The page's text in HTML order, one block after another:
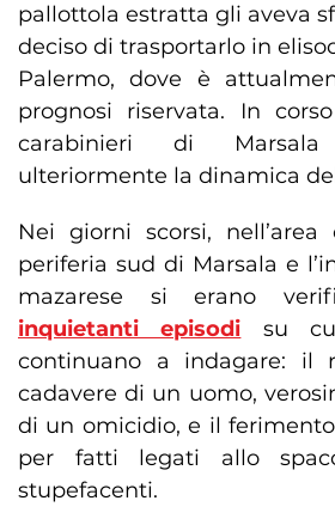
pallottola estratta gli aveva
deciso di trasportarlo in
Palermo, dove è
prognosi riservata. In
carabinieri di
ulteriormente la dinamica
Nei giorni scorsi,
periferia sud di Marsala e
mazarese si erano
inquietanti episodi su
continuano a indagare: il
cadavere di un uomo,
di un omicidio, e il
per fatti legati allo
stupefacenti.